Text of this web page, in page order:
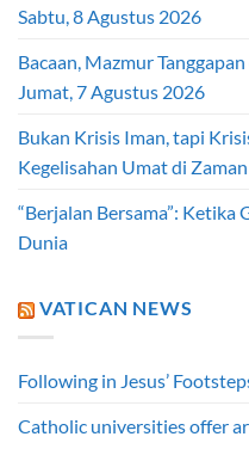
Sabtu, 8 Agustus 2026
Bacaan, Mazmur
Jumat, 7 Agustus 2026
Bukan Krisis Iman, tapi
Kegelisahan Umat di
“Berjalan Bersama”: Ketika
Dunia
VATICAN NEWS
Following in Jesus’
Catholic universities offer